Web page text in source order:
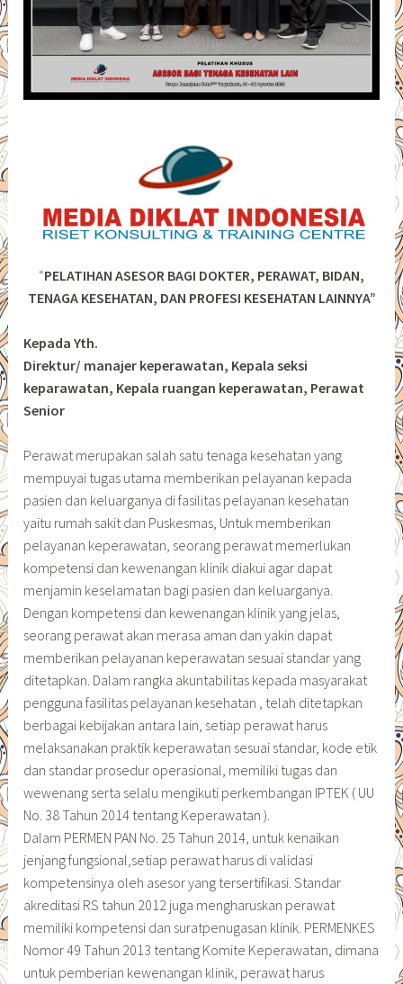
“PELATIHAN ASESOR BAGI DOKTER, PERAWAT, BIDAN,
TENAGA KESEHATAN, DAN PROFESI KESEHATAN LAINNYA”
Kepada Yth.
Direktur/ manajer keperawatan, Kepala seksi
keparawatan, Kepala ruangan keperawatan, Perawat
Senior
Perawat merupakan salah satu tenaga kesehatan yang
mempuyai tugas utama memberikan pelayanan kepada
pasien dan keluarganya di fasilitas pelayanan kesehatan
yaitu rumah sakit dan Puskesmas, Untuk memberikan
pelayanan keperawatan, seorang perawat memerlukan
kompetensi dan kewenangan klinik diakui agar dapat
menjamin keselamatan bagi pasien dan keluarganya.
Dengan kompetensi dan kewenangan klinik yang jelas,
seorang perawat akan merasa aman dan yakin dapat
memberikan pelayanan keperawatan sesuai standar yang
ditetapkan. Dalam rangka akuntabilitas kepada masyarakat
pengguna fasilitas pelayanan kesehatan , telah ditetapkan
berbagai kebijakan antara lain, setiap perawat harus
melaksanakan praktik keperawatan sesuai standar, kode etik
dan standar prosedur operasional, memiliki tugas dan
wewenang serta selalu mengikuti perkembangan IPTEK ( UU
No. 38 Tahun 2014 tentang Keperawatan ).
Dalam PERMEN PAN No. 25 Tahun 2014, untuk kenaikan
jenjang fungsional,setiap perawat harus di validasi
kompetensinya oleh asesor yang tersertifikasi. Standar
akreditasi RS tahun 2012 juga mengharuskan perawat
memiliki kompetensi dan suratpenugasan klinik. PERMENKES
Nomor 49 Tahun 2013 tentang Komite Keperawatan, dimana
untuk pemberian kewenangan klinik, perawat harus